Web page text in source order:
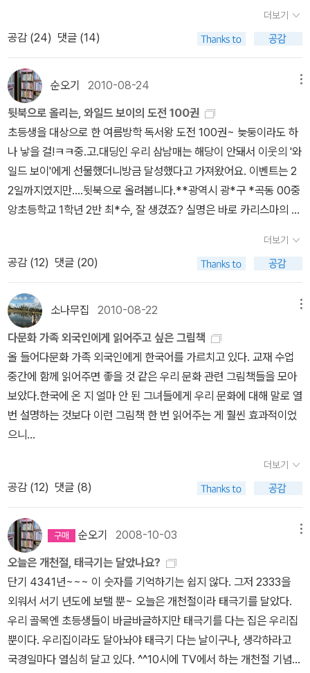
진으로 통제가 어렵다면 항공은 화산재로 통제가 어려운 상황이다.
그들은 어떤 경로로 왔을까? 영화의 개연성이 이 장면에서 참 의문스
럽다. 게다가 북한국은 수용소를 지키던 소수 병력만 있었다는 것도
설정이 빈약했다. 주거지 내 한국군이 움직여도 북한군이 출동하지
않은 점은 더 이상하다. 미군을 피해 마트로 숨어들 때 한국군 잔존 병
력이 버스를 탈취하여 조대위와 리준평을 구출할 때도 의문이다. 왜
냐하면 GPS 추적 장치를 다른 대원이 가지고 있지 않았다. 영화는
재난상황에 군사적 대치에서 너무 억지스러운 상황을 반영했다. 러닝
타임 120분(광고시간은 제외하자)이 짧았던 것일까? 그건 아닌 것
골탕 먹이기에서 너무 시간을 많이 잡아먹은 듯하다. 영화에서 최대
한 현실적 상황을 많이 반영하려 한 것은 사실이다. 리준평이 자신의
집에 와서 찾은 핸드폰은 중국 첩보 대원에게 연락하여 거기에 대한
이익을 원한 요소, 그가 이중 스파이로 보여주는 것도 나름 설득력이
있다. 리준평과 중국 첩보 대원의 통화내역을 듣고 미군이 출동하는
것도 좋다. 그런데 미군은 어디서 주둔하여 그 시간에 맞추어 출동했
을까 이다. 육로와 항공로 화산활동으로 막혔다면, 해상은 해일이란
상황이 있을 수 있기에 무리수가 있어 보인다. 이런 설정과 구조에서
영화는 관객들을 시라니오에 납득시키기 위해서는 위에서 언급한 것
처럼 영화 제목 <백두산>이 가진 민족적 정체성에 마무리할 수밖에
없었다. 리준평은 예전에 제대로 돌보지 못한 딸을 찾고, 조대위는 이
로 상대방의 자녀를 생각한다. 리준평이 자신이 죽더라도 딸을 조대
위에게 부탁하고, 조대위의 아이 얼굴을 꼭 보라고 말한다. 한국인인
나조차 가족 일에서는 다른 무엇보다 우선시하는 것은 인정한다. 화
산 폭발시간이 예정시간보다 훨씬 앞 댕겨진 이유도 있으나, 리준평
이 마음을 바꾼 것은 그도 아빠인데, 아빠가 될 사람이 아이 얼굴 보지
못한 채 죽는 것은 원하지 않았다. 철저히 이기심에서 감정적 인간이
된 것이다. 물론 백두산 내 갱도를 폭발시키지 않으면 리준평의 딸은
을 조대위에게 맡겼다. 조대위 집에서 리준평의 딸이 조대위의 가족
된 서적이다. 고려는 아시아에서 강대국이 아니다. 고구려를 이어받
아 고려라고 명칭하나, 그들의 모습에 고구려는 없었다. 고구려는 요
동반도를 호령했고, 고려는 압록강 위로 나가지도 못했다. 고구려 멸
망 이후 발해가 존재했지만, 결국 요동반도로 넘어가지 못했다. 한국
역사에서 요동반도에 머문 조선인과 그렇지 못한 조선인에서 요동반
도에서 머문 조선인의 역사가 길었다. 고조선을 필두로 고구려는 대
륙민족의 기상을 보여준 셈이다. 리뷰 서두에 중국의 동북공정을 말
하고 있다. 동북공정은 아시아 대륙의 세계에 중국만 있고, 나머지는
엑스트라에 불과하다. 심지어 고구려의 역사조차 한국인이 아니라 중
국의 역사 중에 하나인 것처럼 만들었다. 역사의 교육은 무섭다. 바로
고구려의 역사, 그리고 대륙의 기록이 사라진다면 고구려의 땅을 차
지하고 있는 북한과의 문제도 거론된다. 고구려의 영토에서 수도는
평양성이다. 현재 북한의 수도는 평양이다. 평양이란 곳은 고구려와
상관없는 관료주의) 진영의 대립으로 분단되어 있지만, 통일한국 내
지 연합국가로 이어질 경우 북한과 중국의 관계성에서 역사의 과거는
현재의 진행형으로 되어 미래까지 좌우된다. 역사는 과거에 존재된
것들이 현재에 의해 새롭게 해석되고 각인된다. 독도가 일본 영토이
라고 말한다면 모두 버럭! 하고 화를 낼 것이다. 일본이 독도망언을 일
삼고 있는 와중, 역사학적으로 독도가 자신들의 영토라고 주장하고
있다. 독도의 문제는 영토를 넘어 영해와 영공까지 이어진다. 영해가
사라지면 어업권이 사리지고, 영공이 사라지면, 공중작전권을 상실한
기 위한 이데올로기적인 전술이다. 영화 <안시성>을 다소 다른 식으
로 평가하는 것은 바로 이런 이유이다. 시나리오 흐름이나 결말 따위
는 이미 파악된 영화이다. 안시성 전투 영웅 양만춘이 있는데, 영화 <
안시성>에서 안시성의 성주와 성민들이 패배하지 않은 것은 당연하
다. 단지 그 과정과 그 전쟁에서 보여주는 역사적 가치와 이념적인 요
소가 들여다보는 게 중요하다. 추석은 한국 전통에서 매우 소중한 연
휴이다. 물론 고부간의 갈등, 귀경차량, 제사 준비의 번거로움과 예산
소요는 많은 부담이 된다. 그런데 한가위 전통은 한국인에게 무시하
지 못할 역사적 행사이다. 예전에 서울 단군성전에 방문한 적이 있다.
국조 단군상이 외롭게 작은 방안에 모셔져 있었다. 단군성전을 참배
하고, 모금함에 운영비를 모금하니, 관리하는 분이 오셔서 예전에 개
다가 다시 신으로 돌아가는 점이다. 단군신화 이후 한국의 고대국가
건국신화를 보면 신적인 존재가 하늘에서 강림하거나 또는 알에서 나
와 최후는 인간으로서 죽음을 맞이하는 것이 아니라 신으로 변신하는
모습으로 이야기도 등장하기도 한다. 한국인에게 단군신화는 단순히
신화로서가 아니라 전통종교로서 그 흐름이 이어져있다. 한국인은 인
간의 삶과 죽음이 분리된 것이 아니라 이어진 것으로 본다. 단군신화
는 한국 최초의 건국신화이기도하나 한편으로 무속신화(巫俗神話)
적인 요소가 반영되어 있다. 왕검(王儉)은 국가의 지배자인 군주를
의미하나, 단군(檀君)은 제사를 주관하는 제사장을 의미한다. 한국
인이 수명이 다하여 사망할 경우 넋이 하늘로 돌아간다는 뜻으로 귀
천(歸天)이란 단어를 사용한다. 한국인의 시조인 단군은 신의 아들
하는 죽음이란 모든 것이 끝나는 것이 아니라 인간이 신으로 다시 태
어나는 것으로 보았다. 이에 반해 서양사상의 토대가 되는 플라톤의
사상에서는 신과 인간은 분리된 존재고, 인간이 죽으면 저승세계인
하데스의 궁으로 가게 된다. 플라톤의 사상에서 신은 완벽한 존재이
고, 인간은 불완전한 존재이다. 인간은 신이 될 수 없으며, 단지 신에
대한 경건함을 가짐으로서 신과 이어지려고 했다. 현재 서양의 문화
적으로 자리 잡은 크리스트교 역시 신과 인간은 완벽하게 분리된 존
재로 규정하고 있다. 신화는 그 지역에 사는 사람들의 문화적 정체성
을 보여준다. 서양의 사상과 달리 한국 사상의 토대가 되는 한국 신화
는 신과 인간의 관계가 분리보단 일체형으로 보여준다. 신과 인간이
일체적 요소라는 점은 단군신화만 아니라 다른 한국 신화에서 보여준
다. 한국의 신화는 크게 2가지로 나눈다. 1가지는 단군신화와 같이 건
국영웅들이 출현하여 국가를 세우는 건국신화이고, 다른 1가지는 건
속신화이다. 무속신화는 간의 생활에서 민중들을 보살피는 민간신앙
의 신들에 다룬 이야기다. 그래서 무속신화는 민중의 삶과 죽음을 보
여주며, 그들이 생각하고 있는 가치를 보여준다. 건국신화는 신적인
존재가 인간세계의 왕으로 국가를 통치하는 것이라면, 무속신화는 인
간적 존재가 신격으로 화하게 되어 인간사를 관장하는 주요 신들로
변신하는 이야기다. 무속신화의 신은 역사 내지 기록으로 전승되는
건국신화처럼 고정되는 게 아니라 시대적 흐름에 따라 같이 변화한
다. 단군신화가 가진 샤머니즘(shamanism) 요소와 더불어 삼국시
문화로 볼 수 있다. 벼는 여름에 많은 물이 필요하고, 가을에 건조해야
지 수확을 제대로 얻을 수 있다. 벼가 여물기 시작하여 어느 정도 크기
가 되어갈 때 호우가 내리면 벼이삭이 무거워서 모두 농경지로 빠져
사용하지 못하게 되는 셈이다. 환웅일족은 농경사회로서 그들은 농
사를 짓기위한 도구를 지니고 있었다. 즉 신석기 이후의 뛰어난 석기
문화와 더불어 청동기문화가 그들의 중요한 농경문화라는 점이다. 그
가 가지고 온 삼부인에서 칼이란 권력적 상징이 중요한데, 칼을 가지
고 있으면 구식무기에 비해 단단하고 날카로워 살상력이 강력하다.
만약 청동기문화 부족이 석기문화를 가진 부족과 만나면 석기문화족
들은 모두 사멸한다. 망자의 길을 피하기 위해서는 흡수되어야 했
다. 그렇다면 토템을 가진 부족은 어떠한가? 곰과 호랑이에서 나는
그들의 음식문화에 대해 생각해봤다. 곰이란 동물은 육상의 나무와
는 물고기도 섭취가 가능하다. 곰이란 동물은 생물학적으로 잡식성이
고, 생물이 살 수 있는 조건이라면 식량공급이 가능한 동물이다. 하지
만 호랑이는 대부분 육상동물을 먹는다. 음식문화에 대한 조건적으
로 곰과 호랑이는 식성이 다르다는 점이다. 그리고 조금 알아야 할 점
은 흔히 우리는 곰은 순하고 둔하다고 하나, 야생의 곰은 사납고 빠르
고 무서운 동물이다. 곰이나 호랑이 모두 야생에서 인간에게 있어서
매우 두려운 존재다. 호랑이와 곰을 만나면 어디가 더 치명적이라고
말하기 어려울 만큼 무서운 동물이다. 그러나 토템적 요건에선 결국
음식문화로 넘어간다면 환웅일족과의 만남에서 농경사회부족과 채취
문화인류학적 연구에서 원시부족 중에서 평화로운 부족이 있는 반면
매우 사나운 부족이 존재한다. 그들의 성질을 좌우하는 것은 일정한
토지위에 놓인 인구수가 문제라는 점이다. 만약 1제곱킬로미터 내에
서 인구가 100명과 1000명은 엄청난 차이를 보인다. 그들의 식량공
급이 사냥 내지 채취, 수렵이라면 결국 계속되는 사냥과 채집으로 식
량이 되는 동식물들이 사라지게 될 것이다. 그렇다면 남은 것은 같은
식량을 두고 서로 싸우는 것이다. 원시부족들이 전쟁한다고, 그리고
살해하고 인육을 먹는 것은 잔인하고 야만적이나, 우리가 그들의 생
계를 책임을 질 수 없다. 환경적인 조건에서 야생의 생활은 생존적인
법칙이 곧 인간들에게 식량의 유한성에서 비롯된다는 점을 알아야 한
다. 전쟁노예 이전에는 전쟁포로는 대부분 돌려보내거나 모두 죽이는
겨가며 읽은 내용은 머리에 저장될 거라고 생각한다. 통합 교과서는
프로젝트 학습으로 기획해서장기간 관련 있는 여러 가지 책들을 스스
지로 주제 통합을 하여 한 학기당 네 권 교과서를 만든 것인데실제로
교실에서는 적용하는데 어려운 점이 있다.내년에 일 학년 한 번 더 하
면 잘할 수 있을 듯한데....내년 인수인계할 때 꼭 알려 드려야겠다.
소장하고 있는 것은 7권인가 보다.
하지만.ㅠ투명 텀블러는 정말 예뻤지만, 파란색 하나로 족하다 최면
걸며 꿋꿋이 버텼다.^^그 하나도 막내가 와서 보곤 홀딱 반해 기숙사
로 가져갔다. 잘 쓰고 있겠지... 6월 1일부터 시작된 Summer Speci
al 순면 반팔 셔츠는 거부할 수 없을 거 같다. 으~~~~ 접힌 부분 펼
치기 ▼ 펼친 부분 접기 ▲ 검정 셔츠를 받으려면 대상도서 포함 5
만원을 채워야 한다. 선착순 증정이라 떨어지기 전에 얼른 주문해야
될 거 같아, 몇 권 관심가는 걸 골라보면.... 내가 좋아하는 어린
이 책도 빼놓을 수 없다. 우리나라 최고의 그림책 작가로 회자되는 홍
성찬 님, 우리집엔 단군신화와 집짓기, 땅속 나라 도둑 괴물과 난중일
기만 있는데, 도서관에서 빌려본 책도 있지만 다 소장하면 좋겠다. 여
우난골족과 토끼의 재판, 할아버지의 시계는 꼭~~~~ 접힌 부
은 어린이 책~ http://www.aladin.co.kr/events/wevent_boo
학년과 고학년을 위해 2권은 구입할 듯. 이번 주 토요일
이면 숲해설가 심화과정까지 끝나고 수료식을 하게 된다.숲해설가 기
초과정 공부하면서 중고샵을 들락거려 생태 관련 그림책을 제법 건졌
는데, 아직도 욕심나는 책이 많다. 무등산 충장사 가는 길목에 5대조
묘가 있고 밭이 조금 있다. 광주에 이사와서 남편은 그 밭에 푸성귀를
심고, 주말마다 밭에 다나느라 기름값이 채소값보다 수십배는 더 들
었을 거다. 촌에서 자란 나는 채소를 가꾸는게 심심풀이로 할 일이 아
니라는 걸 알기에, 우리집과 너무 멀다고 말렸었다. 남편은 주말마다
후 밭은 방치됐는데, 거기에 나무를 심으면 좋지 않을까~ 남편은 대
학교 때 친구들과 무안 선산 밭에 은행나무를 심었다가 관리도 안되
고 팔지도 못해, 그냥 뽑아버리고 산지기가 밭농사를 일궈버렸다. 내
가 나무를 심자고 하면 남편이 반대할려나?^^ 무등산이나 장거리로
현장학습 갈 때, 우리집과 가까운 교육생 차를 종종 얻어 타서 책선물
도 몇 권 골랐고... 숲의 천이를 쉽게 보여주는 세밀화 그림책 <숲은
어떻게 만들어지는가?>특징에 걸맞는 이름을 얻게 된 참나무 6형제
의 쓰임과 구별까지 알 수 있는 <숲을 지킨 도토리 나무 육형제> 무
등산과 호남의 풍광이나 나무, 풀꽃과 새 등 특별한 것을 주목하여 쓴
시집 <투구꽃>,<물푸레나무를 생각하는 저녁> 담양 습지로 조류 탐
사를 나가 아기물떼새에 반했던 이를 위해 챙긴 <물푸레 물푸레 물푸
더보기
공감 (24) 댓글 (14)
순오기 2010-08-24
뒷북으로 올리는, 와일드 보이의 도전 100권
초등생을 대상으로 한 여름방학 독서왕 도전 100권~ 늦둥이라도 하
나 낳을 걸!ㅋㅋ중.고.대딩인 우리 삼남매는 해당이 안돼서 이웃의 '와
일드 보이'에게 선물했더니방금 달성했다고 가져왔어요. 이벤트는 2
2일까지였지만....뒷북으로 올려봅니다.**광역시 광*구 *곡동 00중
앙초등학교 1학년 2반 최*수, 잘 생겼죠? 실명은 바로 카리스마의 그
별명에 걸맞게 밖으로 나돌기 좋아하는 녀석인데애기때부터 엄마의
독서모임에 따라 다닌 경력이 길다 보니 책읽기는 기본입니다.혼자서
읽고 또 읽고, 엄마가 읽어주는 걸 좋아해서 또 읽어주고.... 한 권을
서너번은 읽었답니다.목록에 기록된 책을 담아 보면...와일드 보이 집
에 있는 전집류 도서는 검색해도 안 뜨네요.ㅜㅜ
더보기
공감 (12) 댓글 (20)
소나무집 2010-08-22
다문화 가족 외국인에게 읽어주고 싶은 그림책
올 들어다문화 가족 외국인에게 한국어를 가르치고 있다. 교재 수업
중간에 함께 읽어주면 좋을 것 같은 우리 문화 관련 그림책들을 모아
보았다.한국에 온 지 얼마 안 된 그녀들에게 우리 문화에 대해 말로 열
번 설명하는 것보다 이런 그림책 한 번 읽어주는 게 훨씬 효과적이었
으니...
더보기
공감 (12) 댓글 (8)
순오기 2008-10-03
오늘은 개천절, 태극기는 달았나요?
단기 4341년~~~ 이 숫자를 기억하기는 쉽지 않다. 그저 2333을
외워서 서기 년도에 보탤 뿐~ 오늘은 개천절이라 태극기를 달았다.
우리 골목엔 초등생들이 바글바글하지만 태극기를 다는 집은 우리집
뿐이다. 우리집이라도 달아놔야 태극기 다는 날이구나, 생각하라고
국경일마다 열심히 달고 있다. ^^10시에 TV에서 하는 개천절 기념식